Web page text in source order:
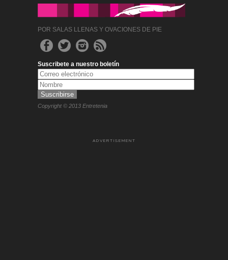
POR SALAS LLENAS Y OVACIONES DE PIE
Suscribete a nuestro boletín
Copyright © 2013 Entretenia
ADVERTISEMENT